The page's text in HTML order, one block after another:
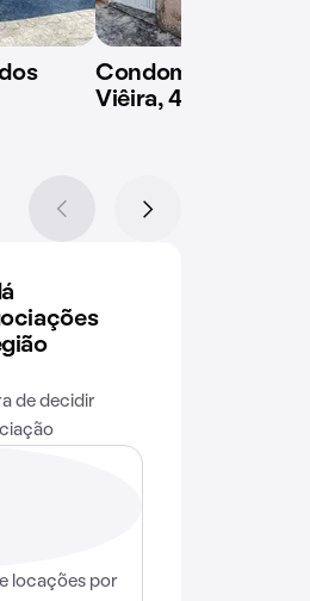
Condomínio em
Viêira, 42
de decidir
locações por